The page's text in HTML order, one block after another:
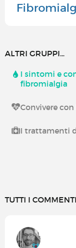
ALTRI GRUPPI...
I sintomi e
fibromialgia
Convivere
I trattamenti
TUTTI I COMMENTI